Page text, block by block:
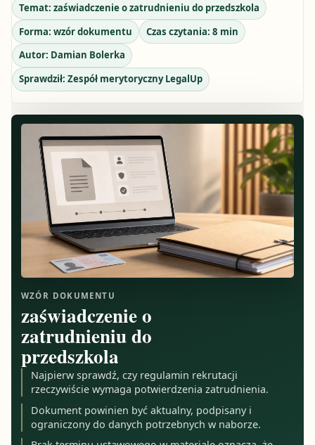
Temat: zaświadczenie o zatrudnieniu do przedszkola
Forma: wzór dokumentu Czas czytania: 8 min
Autor: Damian Bolerka
Sprawdził: Zespół merytoryczny LegalUp
WZÓR DOKUMENTU
zaświadczenie o
zatrudnieniu do
przedszkola
Najpierw sprawdź, czy regulamin rekrutacji
rzeczywiście wymaga potwierdzenia zatrudnienia.
Dokument powinien być aktualny, podpisany i
ograniczony do danych potrzebnych w naborze.